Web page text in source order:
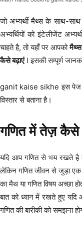
जो अभ्यर्थी मैथ्स के साथ-
अभ्यर्थियों को इंटेलीजेंट
चाहते है, तो यहाँ पर आपको
कैसे बढ़ाएंl इसकी सम्पूर्ण
ganit kaise sikhe इस पेज
विस्तार से बताना है।
गणित में तेज़ कैसे
यदि आप गणित से भय रखते है
लेकिन गणित जीवन से जुड़ा एक
का मैथ या गणित विषय अच्छा
बात को ध्यान में रखते हुए
गणित की बारीकी को समझना